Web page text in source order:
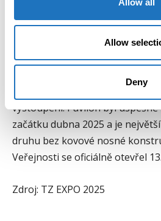
Allow all
Allow
Deny
na umělém ostrově Yumeshima
pavilonu se nachází stálá
auditorium Daisue Hall, zázemí
restaurace, CTP lounge a před
návštěvníky k dispozici
na moře. Téměř každý víkend
vystoupení. Pavilon byl
začátku dubna 2025 a je
druhu bez kovové nosné
Veřejnosti se oficiálně otevřel
Zdroj: TZ EXPO 2025